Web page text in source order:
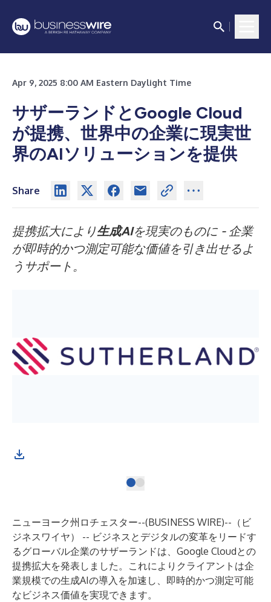
Apr 9, 2025 8:00 AM Eastern Daylight Time
サザーランドとGoogle Cloud
が提携、世界中の企業に現実世
界のAIソリューションを提供
Share
提携拡大により生成AIを現実のものに - 企業
が即時的かつ測定可能な価値を引き出せるよ
うサポート。
ニューヨーク州ロチェスター--(BUSINESS WIRE)-- （ビ
ジネスワイヤ） -- ビジネスとデジタルの変革をリードす
るグローバル企業のサザーランドは、Google Cloudとの
提携拡大を発表しました。これによりクライアントは企
業規模での生成AIの導入を加速し、即時的かつ測定可能
なビジネス価値を実現できます。